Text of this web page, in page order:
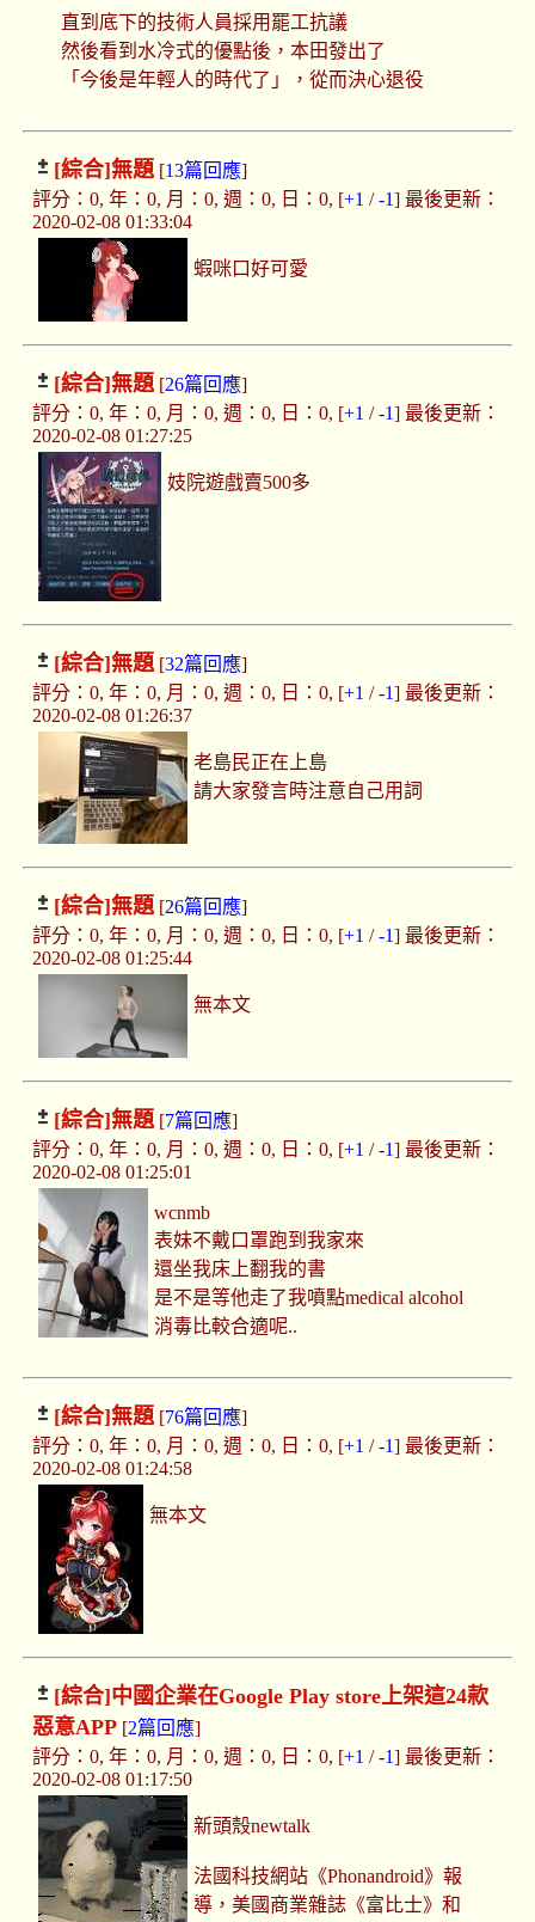
直到底下的技術人員採用罷工抗議
然後看到水冷式的優點後，本田發出了
「今後是年輕人的時代了」，從而決心退役
[綜合]無題[13篇回應]
評分：0, 年：0, 月：0, 週：0, 日：0, [+1 /-1] 最後更新：
2020-02-08 01:33:04
蝦咪口好可愛
[綜合]無題[26篇回應]
評分：0, 年：0, 月：0, 週：0, 日：0, [+1 /-1] 最後更新：
2020-02-08 01:27:25
妓院遊戲賣500多
[綜合]無題[32篇回應]
評分：0, 年：0, 月：0, 週：0, 日：0, [+1 /-1] 最後更新：
2020-02-08 01:26:37
老島民正在上島
請大家發言時注意自己用詞
[綜合]無題[26篇回應]
評分：0, 年：0, 月：0, 週：0, 日：0, [+1 /-1] 最後更新：
2020-02-08 01:25:44
無本文
[綜合]無題[7篇回應]
評分：0, 年：0, 月：0, 週：0, 日：0, [+1 /-1] 最後更新：
2020-02-08 01:25:01
wcnmb
表妹不戴口罩跑到我家來
還坐我床上翻我的書
是不是等他走了我噴點medical alcohol
消毒比較合適呢..
[綜合]無題[76篇回應]
評分：0, 年：0, 月：0, 週：0, 日：0, [+1 /-1] 最後更新：
2020-02-08 01:24:58
無本文
[綜合]中國企業在Google Play store上架這24款
惡意APP[2篇回應]
評分：0, 年：0, 月：0, 週：0, 日：0, [+1 /-1] 最後更新：
2020-02-08 01:17:50
新頭殼newtalk
法國科技網站《Phonandroid》報
導，美國商業雜誌《富比士》和